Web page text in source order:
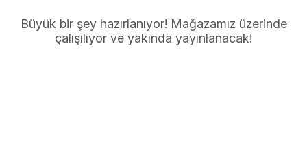
Büyük bir şey hazırlanıyor! Mağazamız üzerinde
çalışılıyor ve yakında yayınlanacak!